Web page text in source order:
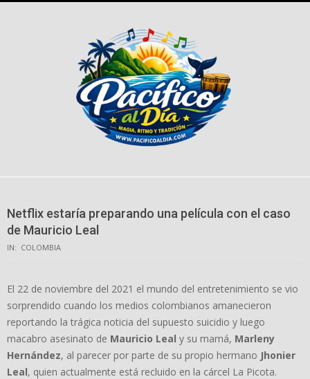
Netflix estaría preparando una película con el caso
de Mauricio Leal
IN: COLOMBIA
El 22 de noviembre del 2021 el mundo del entretenimiento se vio
sorprendido cuando los medios colombianos amanecieron
reportando la trágica noticia del supuesto suicidio y luego
macabro asesinato de Mauricio Leal y su mamá, Marleny
Hernández, al parecer por parte de su propio hermano Jhonier
Leal, quien actualmente está recluido en la cárcel La Picota.